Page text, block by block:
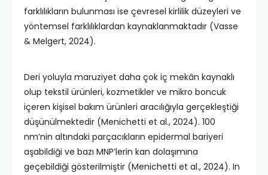
farklılıkların bulunması ise çevresel kirlilik düzeyleri ve
yöntemsel farklılıklardan kaynaklanmaktadır (Vasse
& Melgert, 2024).
Deri yoluyla maruziyet daha çok iç mekân kaynaklı
olup tekstil ürünleri, kozmetikler ve mikro boncuk
içeren kişisel bakım ürünleri aracılığıyla gerçekleştiği
düşünülmektedir (Menichetti et al., 2024). 100
nm’nin altındaki parçacıkların epidermal bariyeri
aşabildiği ve bazı MNP’lerin kan dolaşımına
geçebildiği gösterilmiştir (Menichetti et al., 2024). In